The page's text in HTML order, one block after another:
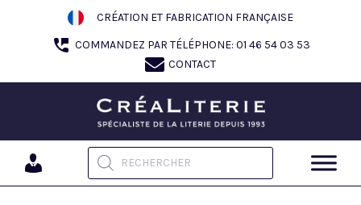
CRÉATION ET FABRICATION FRANÇAISE
COMMANDEZ PAR TÉLÉPHONE: 01 46 54 03 53
CONTACT
Recherche de produits